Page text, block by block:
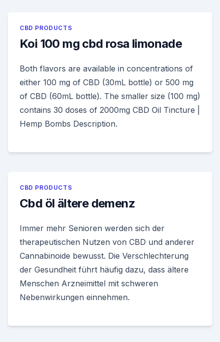
CBD PRODUCTS
Koi 100 mg cbd rosa limonade
Both flavors are available in concentrations of
either 100 mg of CBD (30mL bottle) or 500 mg
of CBD (60mL bottle). The smaller size (100 mg)
contains 30 doses of 2000mg CBD Oil Tincture |
Hemp Bombs Description.
CBD PRODUCTS
Cbd öl ältere demenz
Immer mehr Senioren werden sich der
therapeutischen Nutzen von CBD und anderer
Cannabinoide bewusst. Die Verschlechterung
der Gesundheit führt häufig dazu, dass ältere
Menschen Arzneimittel mit schweren
Nebenwirkungen einnehmen.